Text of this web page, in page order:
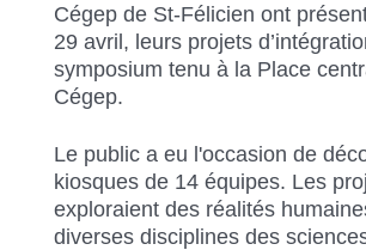
Cégep de St-Félicien ont
29 avril, leurs projets
symposium tenu à la Place
Cégep.
Le public a eu l'occasion de
kiosques de 14 équipes. Les
exploraient des réalités
diverses disciplines des